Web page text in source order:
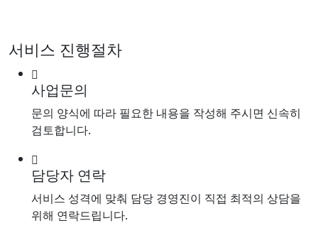
서비스 진행절차
사업문의
문의 양식에 따라 필요한 내용을 작성해 주시면 신속히
검토합니다.
담당자 연락
서비스 성격에 맞춰 담당 경영진이 직접 최적의 상담을
위해 연락드립니다.